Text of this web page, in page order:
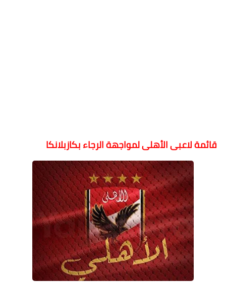
قائمة لاعبى الأهلى لمواجهة الرجاء بكازبلانكا